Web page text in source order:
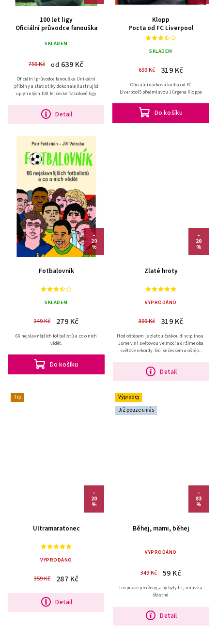
100 let ligy
Oficiální průvodce fanouška
SKLADEM
799 Kč od 639 Kč
Detail
Oficiální průvodce fanouška Unikátní
příběhy a statistiky dokonale ilustrující
uplynulých 100 let české fotbalové ligy
Klopp
Pocta od FC Liverpool
SKLADEM
699 Kč 319 Kč
Do košíku
Oficiální dárková kniha od FC
LiverpoolS předmluvou Jürgena Kloppa
–
20
%
Fotbalovník
SKLADEM
349 Kč 279 Kč
Do košíku
66 nejslavnějších fotbalistů a co o nich
vědět.
–
20
%
Zlaté hroty
VYPRODÁNO
399 Kč 319 Kč
Detail
Hod oštěpem je zlatou českou disciplínou.
Jsme v ní světovou velmocí a držíme oba
světové rekordy. Teď se českému oštěpu
monografie.
Tip
–
20
%
Ultramaratonec
VYPRODÁNO
359 Kč 287 Kč
Detail
Výprodej
Již pouze u nás
–
83
%
Běhej, mami, běhej
VYPRODÁNO
349 Kč 59 Kč
Detail
Inspirace pro ženy, aby byly fit, zdravé a
šťastné.